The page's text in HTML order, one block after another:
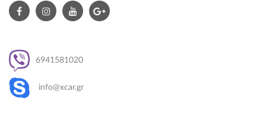
6941581020
info@xcar.gr